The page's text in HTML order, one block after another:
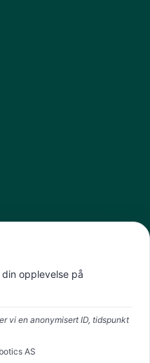
opplevelse på
vi en anonymisert ID, tidspunkt
AS